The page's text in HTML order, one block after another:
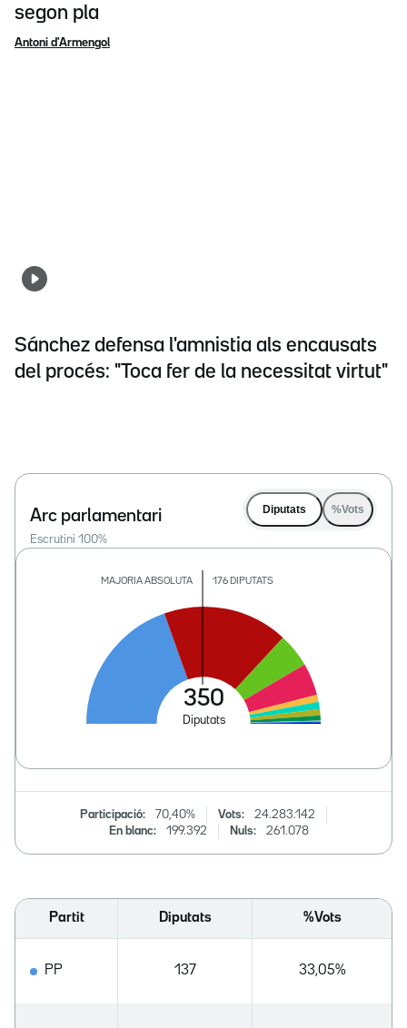
segon pla
Antoni d'Armengol
Sánchez defensa l'amnistia als encausats
del procés: "Toca fer de la necessitat virtut"
Arc parlamentari
Escrutini 100%
Diputats %Vots
Participació: 70,40% Vots:
24.283.142
En blanc:
199.392 Nuls: 261.078
Partit Diputats %Vots
PP 137 33,05%